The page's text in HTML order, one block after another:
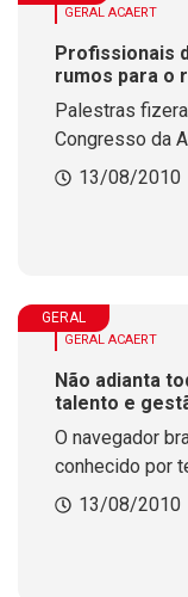
GERAL ACAERT
Profissionais
rumos para o
Palestras
Congresso da
13/08/2010
GERAL
GERAL ACAERT
Não adianta
talento e
da ACAERT
O navegador
conhecido por
como da
13/08/2010